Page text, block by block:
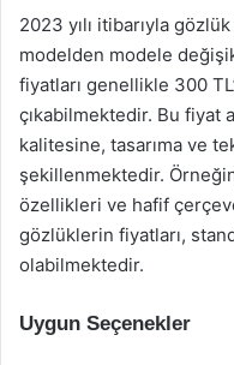
2023 yılı itibarıyla
modelden modele
fiyatları genellikle 300
çıkabilmektedir. Bu fiyat
kalitesine, tasarıma ve
şekillenmektedir.
özellikleri ve hafif
gözlüklerin fiyatları,
olabilmektedir.
Uygun Seçenekler